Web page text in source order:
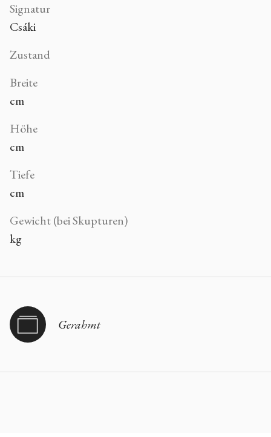
Signatur
Csáki
Zustand
Breite
cm
Höhe
cm
Tiefe
cm
Gewicht (bei Skupturen)
kg
Gerahmt